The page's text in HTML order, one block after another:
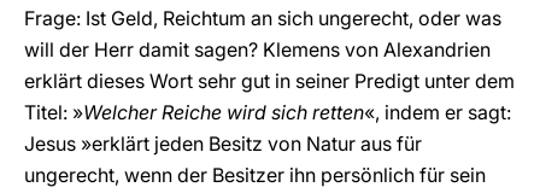
Frage: Ist Geld, Reichtum an sich ungerecht, oder was
will der Herr damit sagen? Klemens von Alexandrien
erklärt dieses Wort sehr gut in seiner Predigt unter dem
Titel: »Welcher Reiche wird sich retten«, indem er sagt:
Jesus »erklärt jeden Besitz von Natur aus für
ungerecht, wenn der Besitzer ihn persönlich für sein